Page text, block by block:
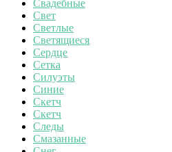
Свадебные
Свет
Светлые
Светящиеся
Сердце
Сетка
Силуэты
Синие
Скетч
Скетч
Следы
Смазанные